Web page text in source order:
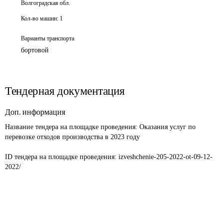
Волгоградская обл.
Кол-во машин: 1
Варианты транспорта
бортовой
Тендерная документация
Доп. информация
Название тендера на площадке проведения: Оказания услуг по
перевозке отходов производства в 2023 году
ID тендера на площадке проведения: izveshchenie-205-2022-ot-09-12-
2022/